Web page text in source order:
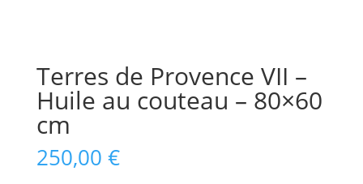
Terres de Provence VII –
Huile au couteau – 80×60
cm
250,00 €